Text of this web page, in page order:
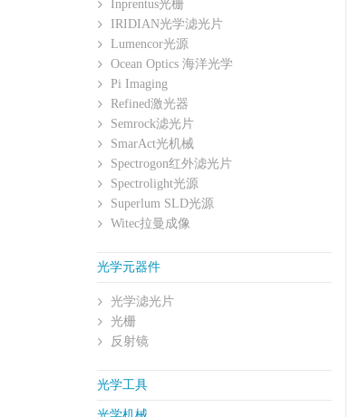
Inprentus光栅
IRIDIAN光学滤光片
Lumencor光源
Ocean Optics 海洋光学
Pi Imaging
Refined激光器
Semrock滤光片
SmarAct光机械
Spectrogon红外滤光片
Spectrolight光源
Superlum SLD光源
Witec拉曼成像
光学元器件
光学滤光片
光栅
反射镜
光学工具